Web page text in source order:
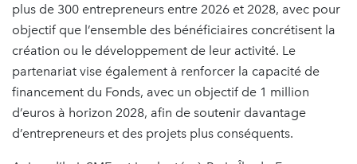
plus de 300 entrepreneurs entre 2026 et 2028, avec pour
objectif que l’ensemble des bénéficiaires concrétisent la
création ou le développement de leur activité. Le
partenariat vise également à renforcer la capacité de
financement du Fonds, avec un objectif de 1 million
d’euros à horizon 2028, afin de soutenir davantage
d’entrepreneurs et des projets plus conséquents.